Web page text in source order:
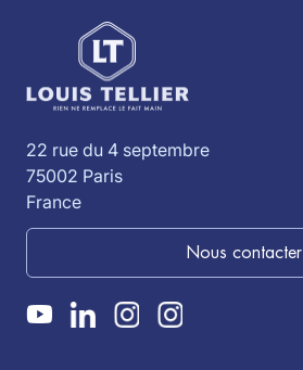
22 rue du 4 septembre
75002 Paris
France
Nous contacter